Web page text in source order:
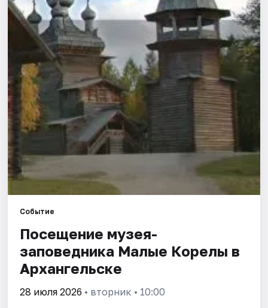
Артисты
Рейтинги
Событие
Посещение музея-
заповедника Малые Корелы в
Архангельске
28 июля 2026 • вторник • 10:00